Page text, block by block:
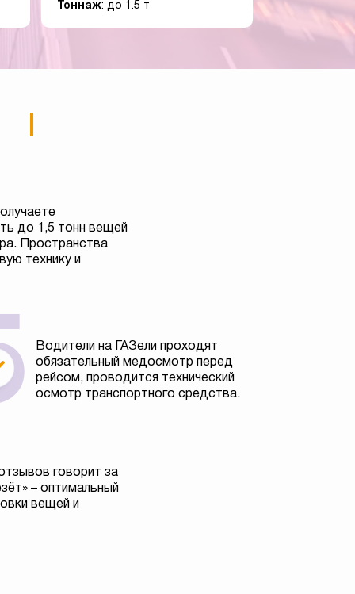
Тоннаж: до 1.5 т
до 1,5 тонн вещей
Пространства
технику и
Водители на ГАЗели проходят
обязательный медосмотр перед
рейсом, проводится технический
осмотр транспортного средства.
говорит за
– оптимальный
вещей и